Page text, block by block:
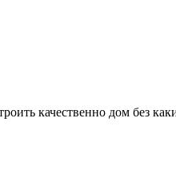
качественно дом без